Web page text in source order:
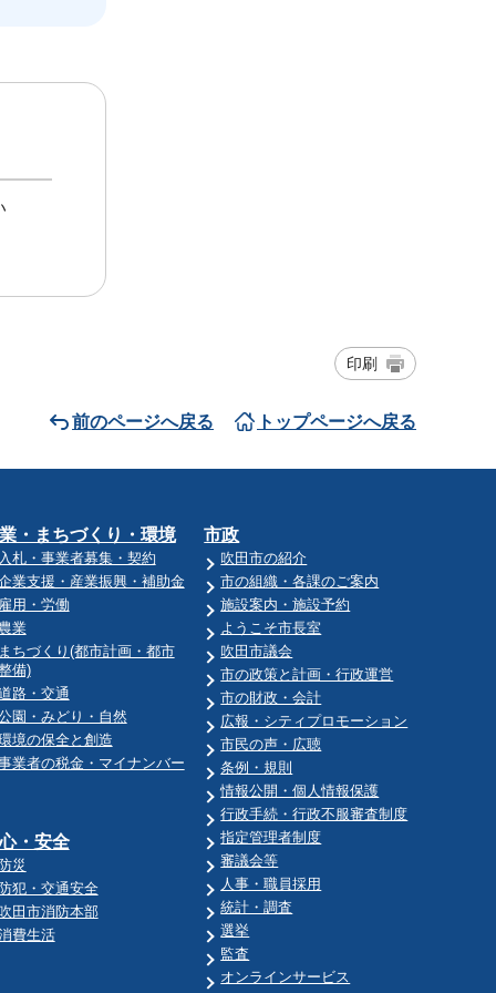
印刷
前のページへ戻る トップページへ戻る
・まちづくり・環境
札・事業者募集・契約
業支援・産業振興・補助金
用・労働
業
ちづくり(都市計画・都市
備)
路・交通
園・みどり・自然
境の保全と創造
業者の税金・マイナンバー
・安全
災
犯・交通安全
田市消防本部
費生活
市政
吹田市の紹介
市の組織・各課のご案内
施設案内・施設予約
ようこそ市長室
吹田市議会
市の政策と計画・行政運営
市の財政・会計
広報・シティプロモーション
市民の声・広聴
条例・規則
情報公開・個人情報保護
行政手続・行政不服審査制度
指定管理者制度
審議会等
人事・職員採用
統計・調査
選挙
監査
オンラインサービス